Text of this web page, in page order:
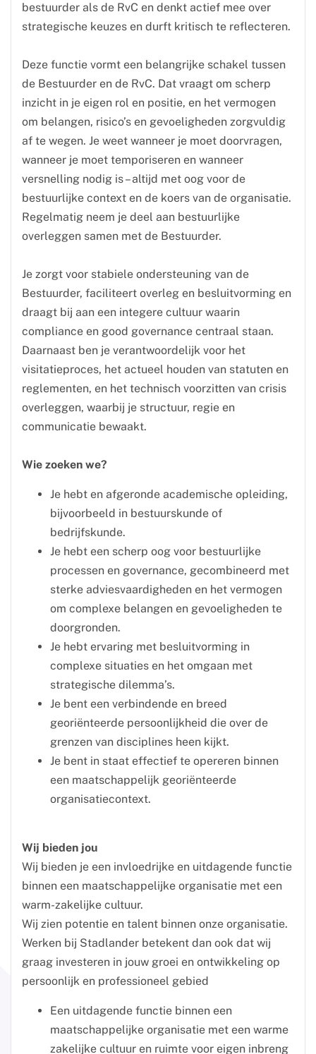
bestuurder als de RvC en denkt actief mee over
strategische keuzes en durft kritisch te reflecteren.
Deze functie vormt een belangrijke schakel tussen
de Bestuurder en de RvC. Dat vraagt om scherp
inzicht in je eigen rol en positie, en het vermogen
om belangen, risico’s en gevoeligheden zorgvuldig
af te wegen. Je weet wanneer je moet doorvragen,
wanneer je moet temporiseren en wanneer
versnelling nodig is – altijd met oog voor de
bestuurlijke context en de koers van de organisatie.
Regelmatig neem je deel aan bestuurlijke
overleggen samen met de Bestuurder.
Je zorgt voor stabiele ondersteuning van de
Bestuurder, faciliteert overleg en besluitvorming en
draagt bij aan een integere cultuur waarin
compliance en good governance centraal staan.
Daarnaast ben je verantwoordelijk voor het
visitatieproces, het actueel houden van statuten en
reglementen, en het technisch voorzitten van crisis
overleggen, waarbij je structuur, regie en
communicatie bewaakt.
Wie zoeken we?
Je hebt en afgeronde academische opleiding,
bijvoorbeeld in bestuurskunde of
bedrijfskunde.
Je hebt een scherp oog voor bestuurlijke
processen en governance, gecombineerd met
sterke adviesvaardigheden en het vermogen
om complexe belangen en gevoeligheden te
doorgronden.
Je hebt ervaring met besluitvorming in
complexe situaties en het omgaan met
strategische dilemma’s.
Je bent een verbindende en breed
georiënteerde persoonlijkheid die over de
grenzen van disciplines heen kijkt.
Je bent in staat effectief te opereren binnen
een maatschappelijk georiënteerde
organisatiecontext.
Wij bieden jou
Wij bieden je een invloedrijke en uitdagende functie
binnen een maatschappelijke organisatie met een
warm-zakelijke cultuur.
Wij zien potentie en talent binnen onze organisatie.
Werken bij Stadlander betekent dan ook dat wij
graag investeren in jouw groei en ontwikkeling op
persoonlijk en professioneel gebied
Een uitdagende functie binnen een
maatschappelijke organisatie met een warme
zakelijke cultuur en ruimte voor eigen inbreng